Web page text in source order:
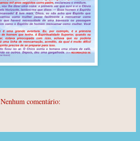
Nenhum comentário: